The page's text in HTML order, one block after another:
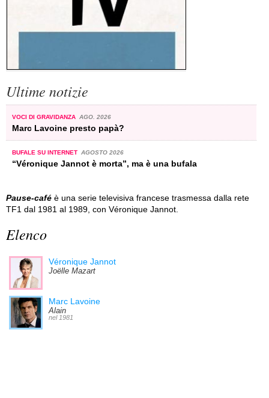
Ultime notizie
VOCI DI GRAVIDANZA AGO. 2026
Marc Lavoine presto papà?
BUFALE SU INTERNET AGOSTO 2026
“Véronique Jannot è morta”, ma è una bufala
Pause-café è una serie televisiva francese trasmessa dalla rete
TF1 dal 1981 al 1989, con Véronique Jannot.
Elenco
Véronique Jannot
Joëlle Mazart
Marc Lavoine
Alain
nel 1981